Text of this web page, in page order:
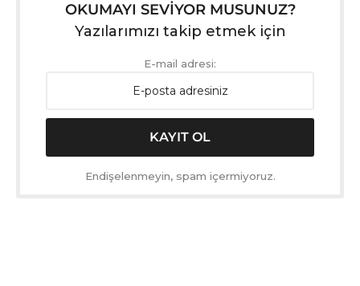
OKUMAYI SEVİYOR MUSUNUZ?
Yazılarımızı takip etmek için
E-mail adresi:
Endişelenmeyin, spam içermiyoruz.